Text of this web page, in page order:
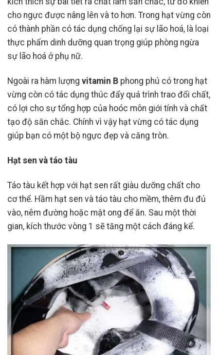
cho ngực được nâng lên và to hơn. Trong hạt vừng còn
có thành phần có tác dụng chống lại sự lão hoá, là loại
thực phẩm dinh dưỡng quan trọng giúp phòng ngừa
sự lão hoá ở phụ nữ.
Ngoài ra hàm lượng vitamin B phong phú có trong hạt
vừng còn có tác dụng thúc đẩy quá trình trao đổi chất,
có lợi cho sự tổng hợp của hoóc môn giới tính và chất
tạo độ săn chắc. Chính vì vậy hạt vừng có tác dụng
giúp bạn có một bộ ngực đẹp và căng tròn.
Hạt sen và táo tàu
Táo tàu kết hợp với hạt sen rất giàu dưỡng chất cho
cơ thể. Hầm hạt sen và táo tàu cho mềm, thêm đu đủ
vào, nêm đường hoặc mật ong để ăn. Sau một thời
gian, kích thước vòng 1 sẽ tăng một cách đáng kể.